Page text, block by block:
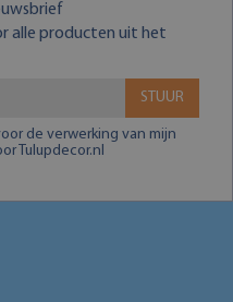
alle producten uit het
STUUR
de verwerking van mijn
Tulupdecor.nl